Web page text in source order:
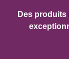
Des